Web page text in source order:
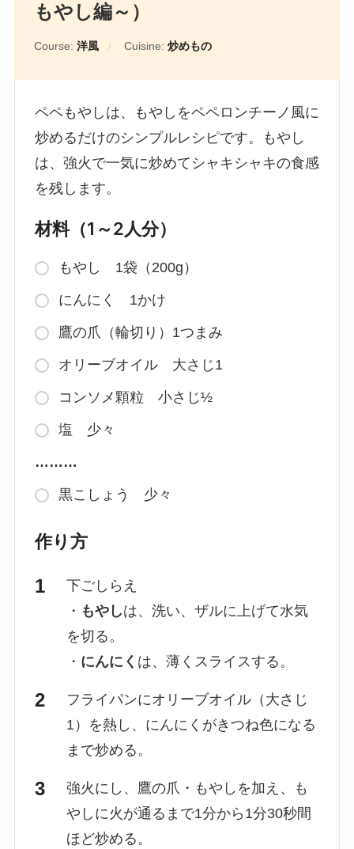
もやし編～）
Course: 洋風 Cuisine: 炒めもの
ペペもやしは、もやしをペペロンチーノ風に
炒めるだけのシンプルレシピです。もやし
は、強火で一気に炒めてシャキシャキの食感
を残します。
材料（1～2人分）
もやし 1袋（200g）
にんにく 1かけ
鷹の爪（輪切り）1つまみ
オリーブオイル 大さじ1
コンソメ顆粒 小さじ½
塩 少々
………
黒こしょう 少々
作り方
下ごしらえ
・ もやしは、洗い、ザルに上げて水気
を切る。
・ にんにく は、薄くスライスする。
フライパンにオリーブオイル（大さじ
1）を熱し、にんにくがきつね色になる
まで炒める。
強火にし、鷹の爪・もやしを加え、も
やしに火が通るまで1分から1分30秒間
ほど炒める。